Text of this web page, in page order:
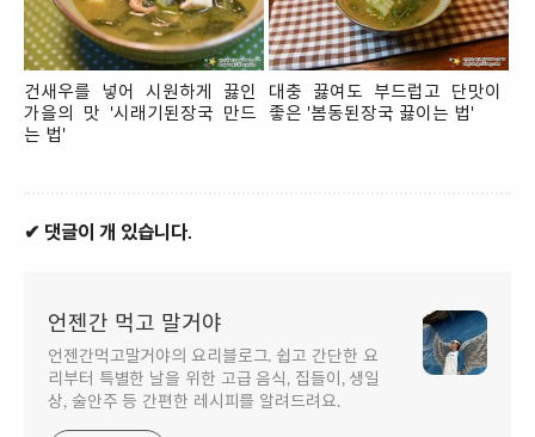
건새우를 넣어 시원하게 끓인
가을의 맛 '시래기된장국 만드
는 법'
대충 끓여도 부드럽고 단맛이
좋은 '봄동된장국 끓이는 법'
✔ 댓글이 개 있습니다.
언젠간 먹고 말거야
언젠간먹고말거야의 요리블로그. 쉽고 간단한 요
리부터 특별한 날을 위한 고급 음식, 집들이, 생일
상, 술안주 등 간편한 레시피를 알려드려요.